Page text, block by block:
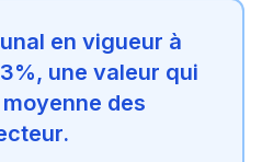
en vigueur à
une valeur qui
des